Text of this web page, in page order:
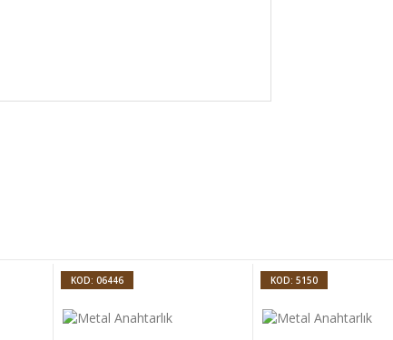
KOD: 06446 KOD: 5150